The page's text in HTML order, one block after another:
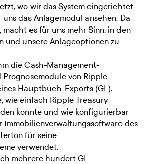
wo wir das System eingerichtet
das Anlagemodul ansehen. Da
macht es für uns mehr Sinn, in den
und unsere Anlageoptionen zu
die Cash-Management-
von Ripple
Hauptbuch-Exports (GL).
wie einfach Ripple Treasury
konnte und wie konfigurierbar
Immobilienverwaltungssoftware des
für seine
verwendet.
mehrere hundert GL-